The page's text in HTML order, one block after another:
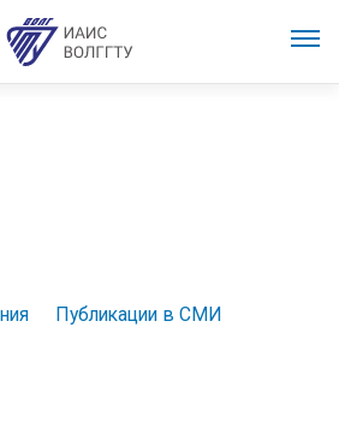
Публикации в СМИ